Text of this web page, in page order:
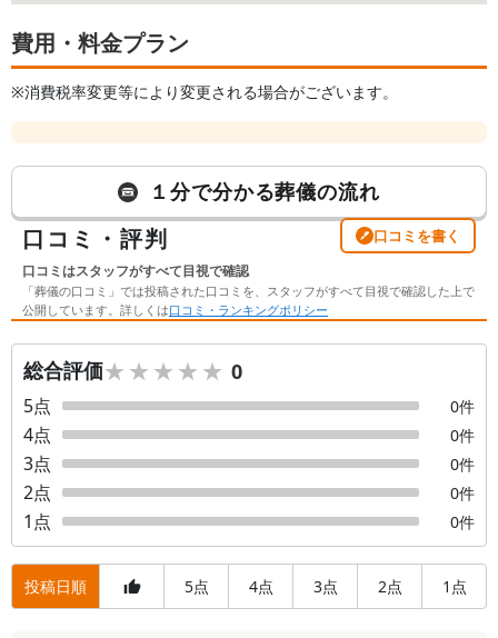
費用・料金プラン
※消費税率変更等により変更される場合がございます。
１分で分かる葬儀の流れ
口コミ・評判 口コミを書く
口コミはスタッフがすべて目視で確認
「葬儀の口コミ」では投稿された口コミを、スタッフがすべて目視で確認した上で
公開しています。詳しくは口コミ・ランキングポリシー
総合評価★★★★★
★★★★★ 0
5点 0件
4点 0件
3点 0件
2点 0件
1 点 0件
投稿日順 5点 4点 3点 2点 1 点